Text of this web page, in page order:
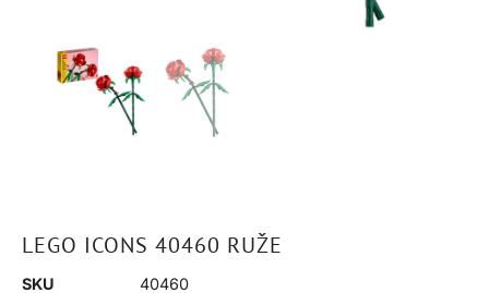
LEGO ICONS 40460 RUŽE
SKU
40460